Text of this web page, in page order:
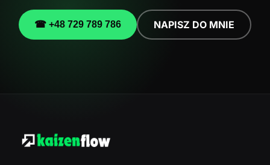
☎ +48 729 789 786 NAPISZ DO MNIE